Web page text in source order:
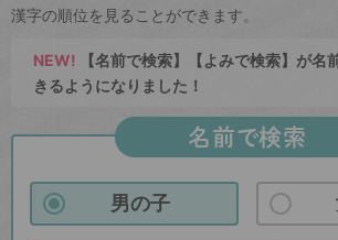
漢字の順位を見ることができます。
NEW! 【名前で検索】【よみで検索】が名
きるようになりました！
名前で検索
男の子